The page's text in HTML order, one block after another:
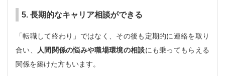
5. 長期的なキャリア相談ができる
「転職して終わり」ではなく、その後も定期的に連絡を取り
合い、
人間関係の悩みや職場環境の相談にも乗ってもらえる
関係を築けた方もいます。